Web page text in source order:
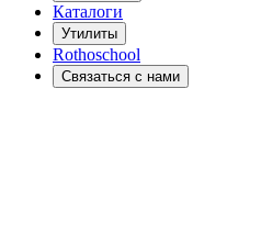
Каталоги
Утилиты
Rothoschool
Связаться с нами